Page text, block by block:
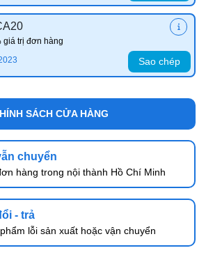
giá trị đơn hàng
Sao chép
SÁCH CỬA HÀNG
chuyển
hàng trong nội thành Hồ Chí Minh
- trả
lỗi sản xuất hoặc vận chuyển